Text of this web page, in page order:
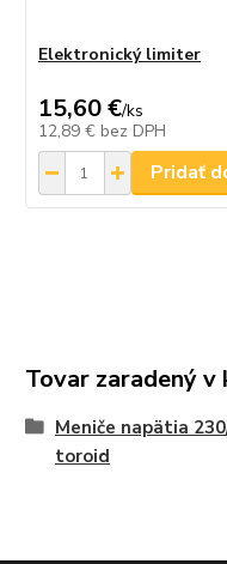
Elektronický limiter
15,60 €/ks
12,89 € bez DPH
Pridať
Tovar zaradený v
Meniče napätia
toroid